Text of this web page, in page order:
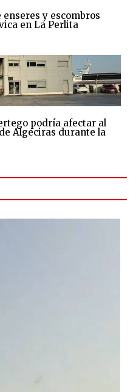
y escombros
en La Perlita
podría afectar al
Algeciras durante la